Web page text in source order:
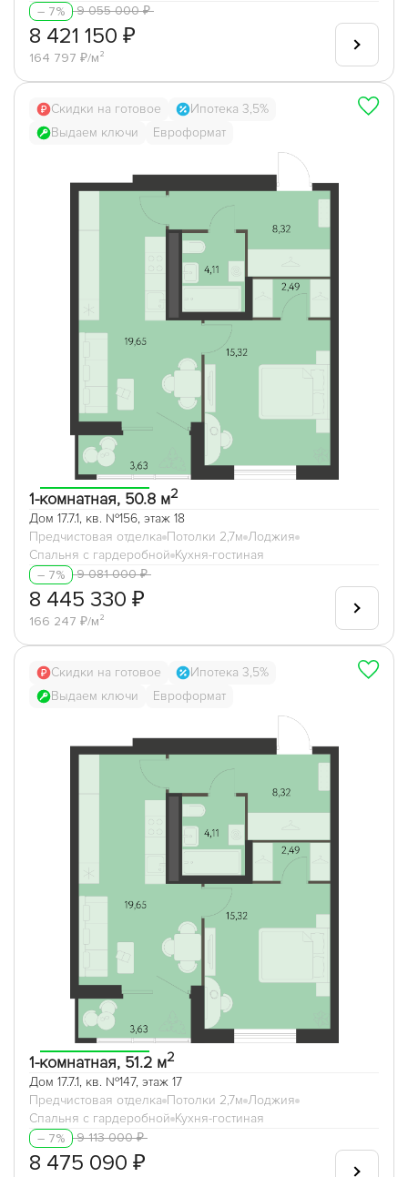
– 7%
9 055 000 ₽
8 421 150 ₽
164 797 ₽/м²
Скидки на готовое
Ипотека 3,5%
Выдаем ключи
Евроформат
1-комнатная, 50.8 м2
Дом 17.7.1, кв. №156, этаж 18
Предчистовая отделка Потолки 2,7м Лоджия
Спальня с гардеробной Кухня-гостиная
– 7%
9 081 000 ₽
8 445 330 ₽
166 247 ₽/м²
Скидки на готовое
Ипотека 3,5%
Выдаем ключи
Евроформат
1-комнатная, 51.2 м2
Дом 17.7.1, кв. №147, этаж 17
Предчистовая отделка Потолки 2,7м Лоджия
Спальня с гардеробной Кухня-гостиная
– 7%
9 113 000 ₽
8 475 090 ₽